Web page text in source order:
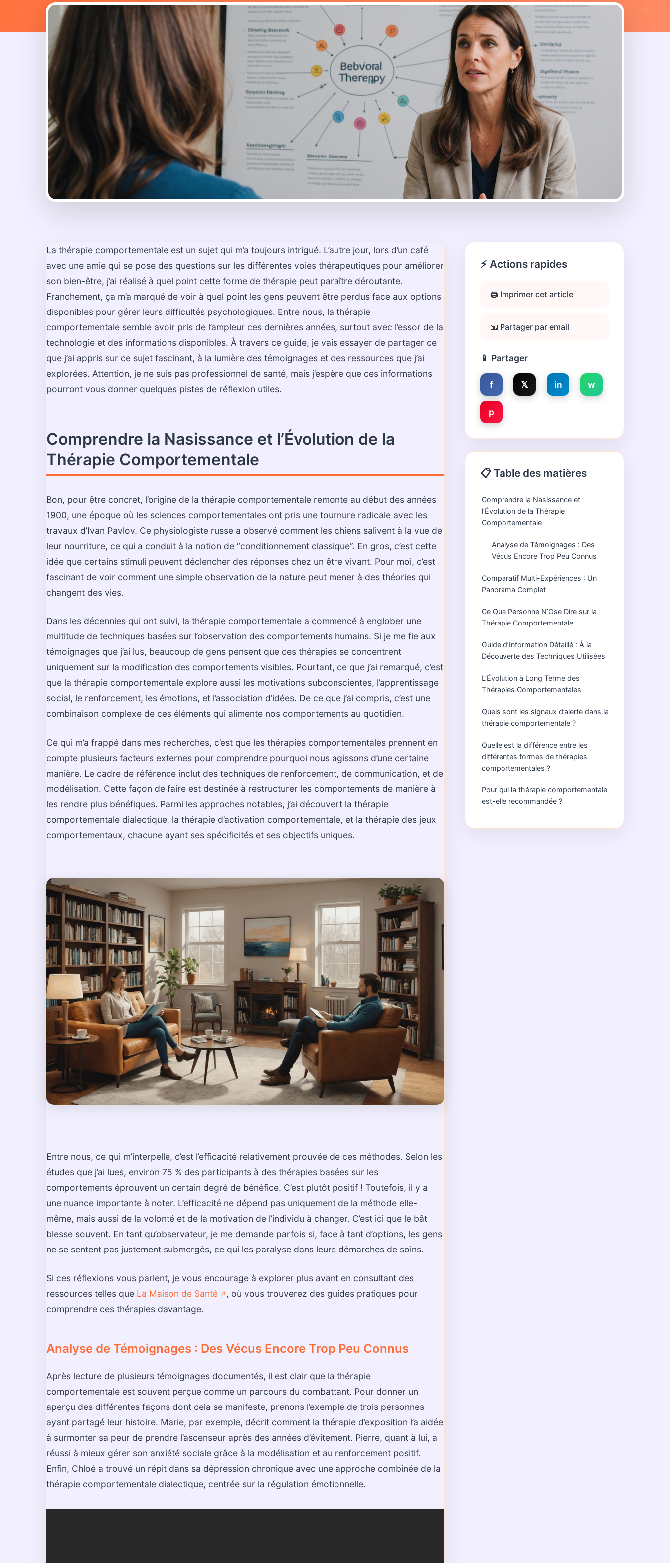
La thérapie comportementale est un sujet qui m’a toujours intrigué. L’autre jour, lors d’un café
avec une amie qui se pose des questions sur les différentes voies thérapeutiques pour améliorer
son bien-être, j’ai réalisé à quel point cette forme de thérapie peut paraître déroutante.
Franchement, ça m’a marqué de voir à quel point les gens peuvent être perdus face aux options
disponibles pour gérer leurs difficultés psychologiques. Entre nous, la thérapie
comportementale semble avoir pris de l’ampleur ces dernières années, surtout avec l’essor de la
technologie et des informations disponibles. À travers ce guide, je vais essayer de partager ce
que j’ai appris sur ce sujet fascinant, à la lumière des témoignages et des ressources que j’ai
explorées. Attention, je ne suis pas professionnel de santé, mais j’espère que ces informations
pourront vous donner quelques pistes de réflexion utiles.
Comprendre la Nasissance et l’Évolution de la
Thérapie Comportementale
Bon, pour être concret, l’origine de la thérapie comportementale remonte au début des années
1900, une époque où les sciences comportementales ont pris une tournure radicale avec les
travaux d’Ivan Pavlov. Ce physiologiste russe a observé comment les chiens salivent à la vue de
leur nourriture, ce qui a conduit à la notion de “conditionnement classique”. En gros, c’est cette
idée que certains stimuli peuvent déclencher des réponses chez un être vivant. Pour moi, c’est
fascinant de voir comment une simple observation de la nature peut mener à des théories qui
changent des vies.
Dans les décennies qui ont suivi, la thérapie comportementale a commencé à englober une
multitude de techniques basées sur l’observation des comportements humains. Si je me fie aux
témoignages que j’ai lus, beaucoup de gens pensent que ces thérapies se concentrent
uniquement sur la modification des comportements visibles. Pourtant, ce que j’ai remarqué, c’est
que la thérapie comportementale explore aussi les motivations subconscientes, l’apprentissage
social, le renforcement, les émotions, et l’association d’idées. De ce que j’ai compris, c’est une
combinaison complexe de ces éléments qui alimente nos comportements au quotidien.
Ce qui m’a frappé dans mes recherches, c’est que les thérapies comportementales prennent en
compte plusieurs facteurs externes pour comprendre pourquoi nous agissons d’une certaine
manière. Le cadre de référence inclut des techniques de renforcement, de communication, et de
modélisation. Cette façon de faire est destinée à restructurer les comportements de manière à
les rendre plus bénéfiques. Parmi les approches notables, j’ai découvert la thérapie
comportementale dialectique, la thérapie d’activation comportementale, et la thérapie des jeux
comportementaux, chacune ayant ses spécificités et ses objectifs uniques.
Entre nous, ce qui m’interpelle, c’est l’efficacité relativement prouvée de ces méthodes. Selon les
études que j’ai lues, environ 75 % des participants à des thérapies basées sur les
comportements éprouvent un certain degré de bénéfice. C’est plutôt positif ! Toutefois, il y a
une nuance importante à noter. L’efficacité ne dépend pas uniquement de la méthode elle-
même, mais aussi de la volonté et de la motivation de l’individu à changer. C’est ici que le bât
blesse souvent. En tant qu’observateur, je me demande parfois si, face à tant d’options, les gens
ne se sentent pas justement submergés, ce qui les paralyse dans leurs démarches de soins.
Si ces réflexions vous parlent, je vous encourage à explorer plus avant en consultant des
ressources telles que La Maison de Santé ↗️ , où vous trouverez des guides pratiques pour
comprendre ces thérapies davantage.
Analyse de Témoignages : Des Vécus Encore Trop Peu Connus
Après lecture de plusieurs témoignages documentés, il est clair que la thérapie
comportementale est souvent perçue comme un parcours du combattant. Pour donner un
aperçu des différentes façons dont cela se manifeste, prenons l’exemple de trois personnes
ayant partagé leur histoire. Marie, par exemple, décrit comment la thérapie d’exposition l’a aidée
à surmonter sa peur de prendre l’ascenseur après des années d’évitement. Pierre, quant à lui, a
réussi à mieux gérer son anxiété sociale grâce à la modélisation et au renforcement positif.
Enfin, Chloé a trouvé un répit dans sa dépression chronique avec une approche combinée de la
thérapie comportementale dialectique, centrée sur la régulation émotionnelle.
⚡ Actions rapides
🖨️ Imprimer cet article
📧 Partager par email
📱 Partager
f 𝕏 in w
p
📋 Table des matières
Comprendre la Nasissance et
l’Évolution de la Thérapie
Comportementale
Analyse de Témoignages : Des
Vécus Encore Trop Peu Connus
Comparatif Multi-Expériences : Un
Panorama Complet
Ce Que Personne N’Ose Dire sur la
Thérapie Comportementale
Guide d’Information Détaillé : À la
Découverte des Techniques Utilisées
L’Évolution à Long Terme des
Thérapies Comportementales
Quels sont les signaux d’alerte dans la
thérapie comportementale ?
Quelle est la différence entre les
différentes formes de thérapies
comportementales ?
Pour qui la thérapie comportementale
est-elle recommandée ?